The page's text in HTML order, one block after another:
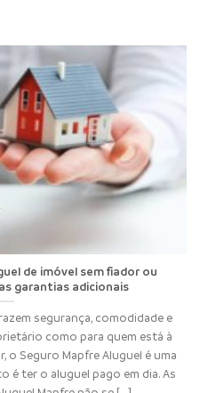
de imóvel sem fiador ou
garantias adicionais
segurança, comodidade e
como para quem está à
o Seguro Mapfre Aluguel é uma
ter o aluguel pago em dia. As